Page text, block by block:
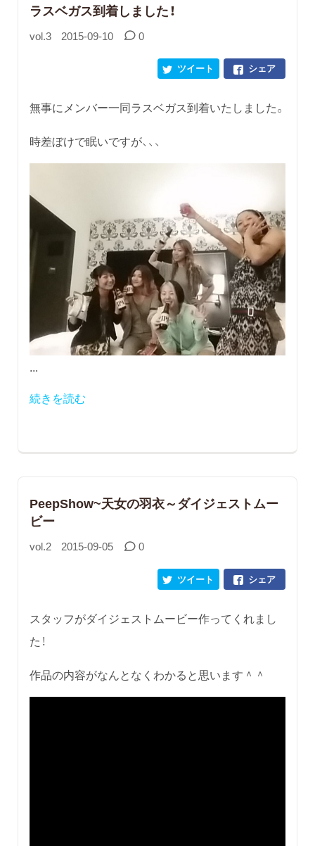
ラスベガス到着しました！
vol.3 2015-09-10 0
シェア
ツイート
無事にメンバー一同ラスベガス到着いたしました。
時差ぼけで眠いですが、、、
...
続きを読む
PeepShow~天女の羽衣～ダイジェストムー
ビー
vol.2 2015-09-05 0
シェア
ツイート
スタッフがダイジェストムービー作ってくれまし
た！
作品の内容がなんとなくわかると思います＾＾